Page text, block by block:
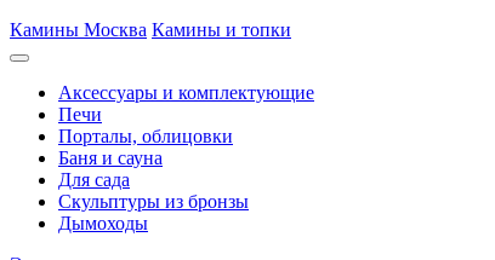
Камины Москва Камины и топки
Аксессуары и комплектующие
Печи
Порталы, облицовки
Баня и сауна
Для сада
Скульптуры из бронзы
Дымоходы